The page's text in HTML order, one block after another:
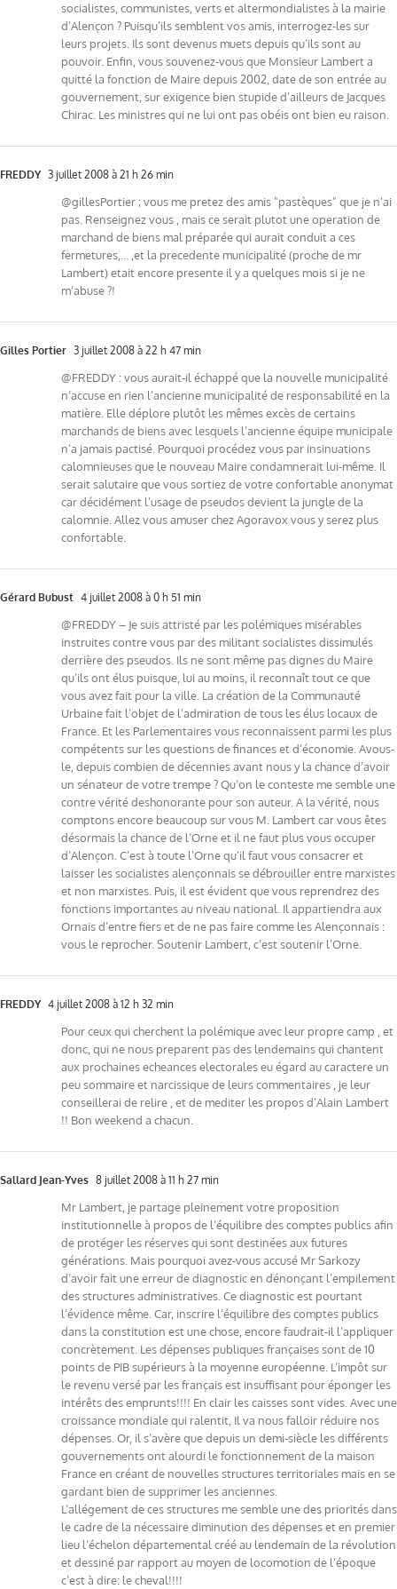
socialistes, communistes, verts et altermondialistes à la mairie
d’Alençon ? Puisqu’ils semblent vos amis, interrogez-les sur
leurs projets. Ils sont devenus muets depuis qu’ils sont au
pouvoir. Enfin, vous souvenez-vous que Monsieur Lambert a
quitté la fonction de Maire depuis 2002, date de son entrée au
gouvernement, sur exigence bien stupide d’ailleurs de Jacques
Chirac. Les ministres qui ne lui ont pas obéis ont bien eu raison.
FREDDY 3 juillet 2008 à 21 h 26 min
@gillesPortier ; vous me pretez des amis "pastèques" que je n’ai
pas. Renseignez vous , mais ce serait plutot une operation de
marchand de biens mal préparée qui aurait conduit a ces
fermetures,… ,et la precedente municipalité (proche de mr
Lambert) etait encore presente il y a quelques mois si je ne
m’abuse ?!
Gilles Portier 3 juillet 2008 à 22 h 47 min
@FREDDY : vous aurait-il échappé que la nouvelle municipalité
n’accuse en rien l’ancienne municipalité de responsabilité en la
matière. Elle déplore plutôt les mêmes excès de certains
marchands de biens avec lesquels l’ancienne équipe municipale
n’a jamais pactisé. Pourquoi procédez vous par insinuations
calomnieuses que le nouveau Maire condamnerait lui-même. Il
serait salutaire que vous sortiez de votre confortable anonymat
car décidément l’usage de pseudos devient la jungle de la
calomnie. Allez vous amuser chez Agoravox vous y serez plus
confortable.
Gérard Bubust 4 juillet 2008 à 0 h 51 min
@FREDDY – Je suis attristé par les polémiques misérables
instruites contre vous par des militant socialistes dissimulés
derrière des pseudos. Ils ne sont même pas dignes du Maire
qu’ils ont élus puisque, lui au moins, il reconnaît tout ce que
vous avez fait pour la ville. La création de la Communauté
Urbaine fait l’objet de l’admiration de tous les élus locaux de
France. Et les Parlementaires vous reconnaissent parmi les plus
compétents sur les questions de finances et d’économie. Avous-
le, depuis combien de décennies avant nous y la chance d’avoir
un sénateur de votre trempe ? Qu’on le conteste me semble une
contre vérité deshonorante pour son auteur. A la vérité, nous
comptons encore beaucoup sur vous M. Lambert car vous êtes
désormais la chance de l’Orne et il ne faut plus vous occuper
d’Alençon. C’est à toute l’Orne qu’il faut vous consacrer et
laisser les socialistes alençonnais se débrouiller entre marxistes
et non marxistes. Puis, il est évident que vous reprendrez des
fonctions importantes au niveau national. Il appartiendra aux
Ornais d’entre fiers et de ne pas faire comme les Alençonnais :
vous le reprocher. Soutenir Lambert, c’est soutenir l’Orne.
FREDDY 4 juillet 2008 à 12 h 32 min
Pour ceux qui cherchent la polémique avec leur propre camp , et
donc, qui ne nous preparent pas des lendemains qui chantent
aux prochaines echeances electorales eu égard au caractere un
peu sommaire et narcissique de leurs commentaires , je leur
conseillerai de relire , et de mediter les propos d’Alain Lambert
!! Bon weekend a chacun.
Sallard Jean-Yves 8 juillet 2008 à 11 h 27 min
Mr Lambert, je partage pleinement votre proposition
institutionnelle à propos de l’équilibre des comptes publics afin
de protéger les réserves qui sont destinées aux futures
générations. Mais pourquoi avez-vous accusé Mr Sarkozy
d’avoir fait une erreur de diagnostic en dénonçant l’empilement
des structures administratives. Ce diagnostic est pourtant
l’évidence même. Car, inscrire l’équilibre des comptes publics
dans la constitution est une chose, encore faudrait-il l’appliquer
concrètement. Les dépenses publiques françaises sont de 10
points de PIB supérieurs à la moyenne européenne. L’impôt sur
le revenu versé par les français est insuffisant pour éponger les
intérêts des emprunts!!!! En clair les caisses sont vides. Avec une
croissance mondiale qui ralentit, Il va nous falloir réduire nos
dépenses. Or, il s’avère que depuis un demi-siècle les différents
gouvernements ont alourdi le fonctionnement de la maison
France en créant de nouvelles structures territoriales mais en se
gardant bien de supprimer les anciennes.
L’allégement de ces structures me semble une des priorités dans
le cadre de la nécessaire diminution des dépenses et en premier
lieu l’échelon départemental créé au lendemain de la révolution
et dessiné par rapport au moyen de locomotion de l’époque
c’est à dire: le cheval!!!!